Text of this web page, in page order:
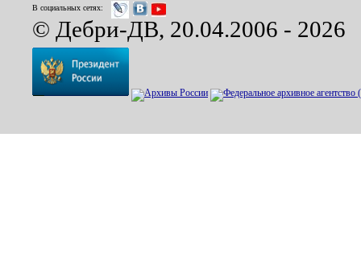
В социальных сетях:
© Дебри-ДВ, 20.04.2006 - 2026